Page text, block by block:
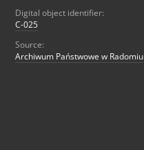
Digital object identifier:
C-025
Source:
Archiwum Państwowe w Radomiu